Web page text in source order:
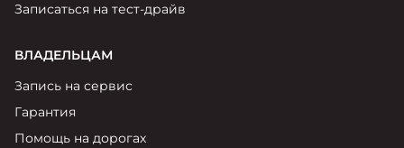
Записаться на тест-драйв
ВЛАДЕЛЬЦАМ
Запись на сервис
Гарантия
Помощь на дорогах